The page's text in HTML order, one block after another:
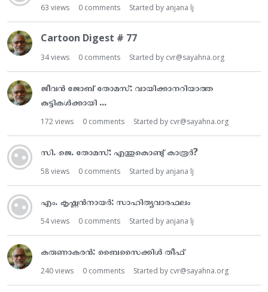
63 views 0 comments Started by anjana lj
Cartoon Digest # 77
34views 0 comments Started by cvr@sayahna.org
ജീവൻ ജോബ് തോമസ്: വായിക്കാനറിയാത്ത
കുട്ടികൾക്കായി ...
172views 0 comments Started by cvr@sayahna.org
സി. ജെ. തോമസ്: എന്തുകൊണ്ടു് കാരൂർ?
58views 0 comments Started by anjana lj
എം. കൃഷ്ണൻനായർ: സാഹിത്യവാരഫലം
54views 0 comments Started by anjana lj
കരുണാകരൻ: ബൈസൈക്കിൾ തീഫ്
240views 0 comments Started by cvr@sayahna.org